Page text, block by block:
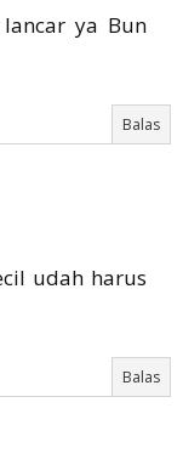
ya Bun
Balas
udah harus
Balas